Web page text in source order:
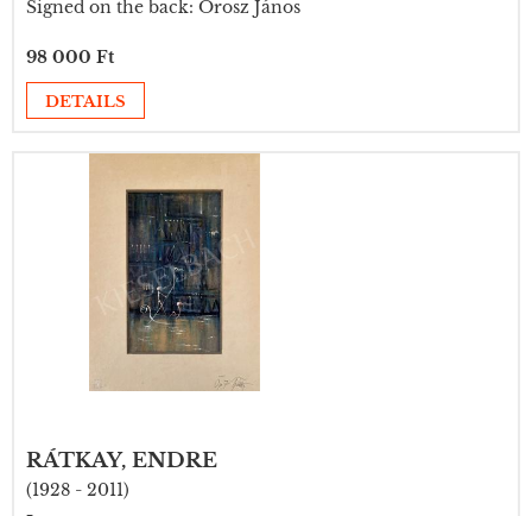
Signed on the back: Orosz János
98 000 Ft
DETAILS
RÁTKAY, ENDRE
(1928 - 2011)